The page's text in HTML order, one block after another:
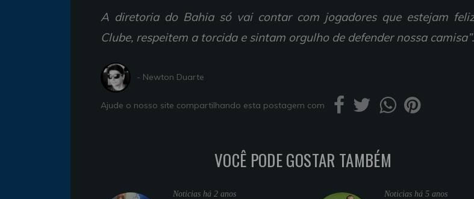
A diretoria do Bahia só vai contar com jogadores que estejam
Clube, respeitem a torcida e sintam orgulho de defender nossa camisa”.
- Newton Duarte
Ajude o nosso site compartilhando esta postagem com
VOCÊ PODE GOSTAR TAMBÉM
Noticias há 2 anos Noticias há 5 anos